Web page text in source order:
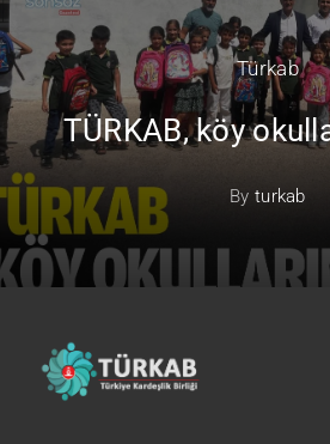
Türkab
TÜRKAB, köy
Byturkab